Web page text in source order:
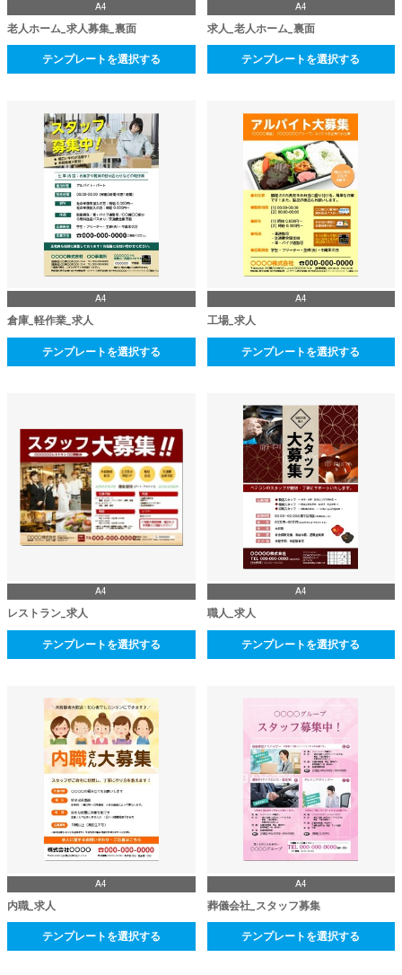
A4
老人ホーム_求人募集_裏面
テンプレートを選択する
A4
求人_老人ホーム_裏面
テンプレートを選択する
A4
倉庫_軽作業_求人
テンプレートを選択する
A4
工場_求人
テンプレートを選択する
A4
レストラン_求人
テンプレートを選択する
A4
職人_求人
テンプレートを選択する
A4
内職_求人
テンプレートを選択する
A4
葬儀会社_スタッフ募集
テンプレートを選択する